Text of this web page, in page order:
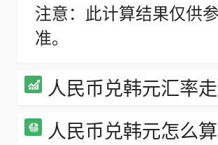
注意：此计算结果仅供
准。
人民币兑韩元汇率
人民币兑韩元怎么算